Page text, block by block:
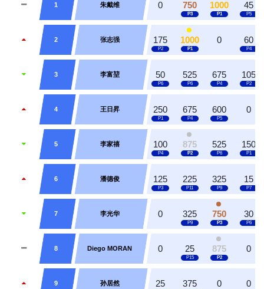
1 朱戴维 0 750 1000 45
2 张志强 175 1000 0 60
3 李富堃 50 525 675 105
4 王日昇 250 675 600 0
5 李家禧 100 875 525 150
6 潘德俊 125 225 325 15
7 李光华 0 325 750 30
8 Diego MORAN 0 25 875 0
9 孙居然 25 375 0 0